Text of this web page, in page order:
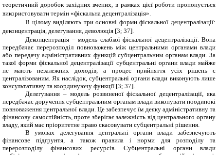
теоретичний доробок західних вчених, в рамках цієї роботи пропонується
використовувати термін «фіскальна децентралізація».
В цілому виділяють три основні форми фіскальної децентралізації:
деконцентрація, делегування, деволюція [3; 37].
Деконцентрація – модель слабкої фіскальної децентралізації. Вона
передбачає перерозподіл повноважень між центральними органами влади
або передачу адміністративних функцій субцентральним органам влади. За
такої форми фіскальної децентралізації субцентральні органи влади майже
не мають незалежних доходів, а процес прийняття усіх рішень є
централізованим. Як наслідок, субцентральні органи влади виконують лише
консультативну та координуючу функції [3; 37]
Делегування – модель розвиненої фіскальної децентралізації, яка
передбачає доручення субцентральним органам влади виконувати поодинокі
повноваження центральної влади. Це забезпечує їм деяку адміністративну та
фінансову самостійність, проте зберігає залежність від центрального органу
владу, який має пріоритетне право скасовувати субцентральні рішення.
В умовах делегування центральні органи влади забезпечують
фінансове підґрунтя, а також правила і норми для розподілу та
перерозподілу фінансових ресурсів. Субцентральні органи влади